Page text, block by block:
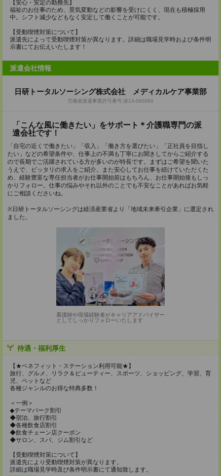
【安心・安定の勤務先】
福祉のお仕事のため、景気変動などの影響を受けにくく、現在も積極採用
中。シフト減少などもなく安定して働くことが可能です。
【受動喫煙対策について】
派遣先によって受動喫煙対策が異なります。詳細は職場見学時および条件明
示書にてお伝えいたします！
派遣会社情報
日研トータルソーシング株式会社 メディカルケア事業部
労働者派遣事業許可番号:派13-060060
「こんな風に働きたい」をサポート＊介護職専門の派
遣会社です！
「自宅の近くで働きたい」「収入」「働き方を選びたい」「正社員を目指し
たい」などの希望条件や、仕事上の不満も丁寧にお聞きしてからご紹介する
ので長期でご活躍されている方が多いのが特長です。まずはご希望を聞いた
うえで、ピッタリの求人をご紹介。また安心してお仕事を続けていただくた
め、経験豊富な専任担当者がお仕事開始前はもちろん、お仕事開始後もしっ
かりフォロー。仕事の悩みやそれ以外のことでも不安なことがあればお気軽
にご相談くださいね。
※日研トータルソーシングは経済産業省より「地域未来牽引企業」に選定され
ました。
看護師や現場経験者がキャリアアドバイザー
としてしっかりフォローいたします
待遇・福利厚生
【★ベネフィット・ステーション利用可能★】
旅行、グルメ、リラク＆ビューティー、スポーツ、ショッピング、学習、育
児、ペットなど
各種ジャンルのお得な特典多数！
＜一例＞
◆テーマパーク割引
◆宿泊、旅行割引
◆各種飲食店割引
◆飲食チェーン店クーポン
◆サロン、スパ、ジム割引など
【受動喫煙対策について】
派遣先により受動喫煙対策が異なります。
詳細は職場見学時及び条件明示書にて通知致します。